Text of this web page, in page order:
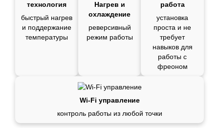
технология
быстрый нагрев
и поддержание
температуры
Нагрев и
охлаждение
реверсивный
режим работы
работа
установка
проста и не
требует
навыков для
работы с
фреоном
Wi-Fi управление
контроль работы из любой точки